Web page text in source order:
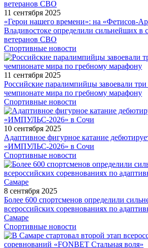
11 сентября 2025
«Герои нашего времени»: на «Фетисов-
Владивостоке определили сильнейших в
ветеранов СВО
Спортивные новости
11 сентября 2025
Российские паралимпийцы завоевали
чемпионате мира по гребному марафону
Спортивные новости
10 сентября 2025
Адаптивное фигурное катание
«ИМПУЛЬС-2026» в Сочи
Спортивные новости
8 сентября 2025
Более 600 спортсменов определили
всероссийских соревнованиях по
Самаре
Спортивные новости